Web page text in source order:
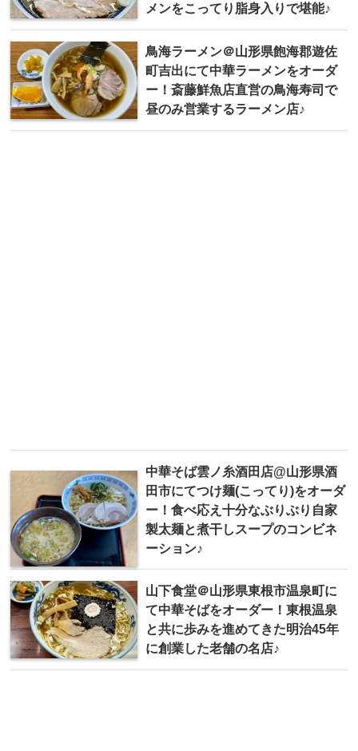
メンをこってり脂身入りで堪能♪
鳥海ラーメン＠山形県飽海郡遊佐
町吉出にて中華ラーメンをオーダ
ー！斎藤鮮魚店直営の鳥海寿司で
昼のみ営業するラーメン店♪
中華そば雲ノ糸酒田店@山形県酒
田市にてつけ麺(こってり)をオーダ
ー！食べ応え十分なぶりぶり自家
製太麺と煮干しスープのコンビネ
ーション♪
山下食堂＠山形県東根市温泉町に
て中華そばをオーダー！東根温泉
と共に歩みを進めてきた明治45年
に創業した老舗の名店♪